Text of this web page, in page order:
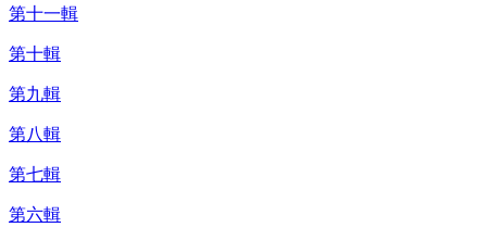
第十一輯
第十輯
第九輯
第八輯
第七輯
第六輯